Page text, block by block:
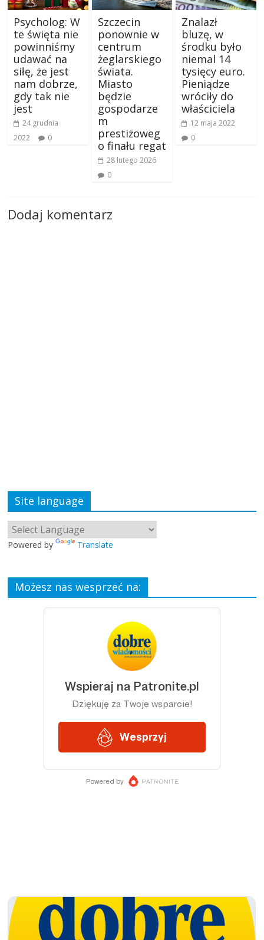
Psycholog: W
te święta nie
powinniśmy
udawać na
siłę, że jest
nam dobrze,
gdy tak nie
jest
24 grudnia
2022
0
Szczecin
ponownie w
centrum
żeglarskiego
świata.
Miasto
będzie
gospodarze
m
prestiżoweg
o finału regat
28 lutego 2026
0
Znalazł
bluzę, w
środku było
niemal 14
tysięcy euro.
Pieniądze
wróciły do
właściciela
12 maja 2022
0
Dodaj komentarz
Site language
Powered by Translate
Możesz nas wesprzeć na: